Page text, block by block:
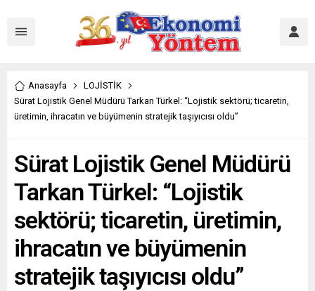
Anasayfa
LOJİSTİK
Sürat Lojistik Genel Müdürü Tarkan Türkel: “Lojistik sektörü; ticaretin,
üretimin, ihracatın ve büyümenin stratejik taşıyıcısı oldu”
Sürat Lojistik Genel Müdürü
Tarkan Türkel: “Lojistik
sektörü; ticaretin, üretimin,
ihracatın ve büyümenin
stratejik taşıyıcısı oldu”